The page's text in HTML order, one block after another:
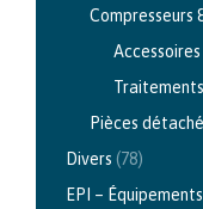
Compresseurs
Accessoires
Pièces
Divers (78)
EPI –